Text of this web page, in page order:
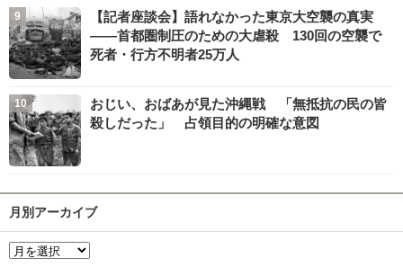
【記者座談会】語れなかった東京大空襲の真実
――首都圏制圧のための大虐殺 130回の空襲で
死者・行方不明者25万人
おじい、おばあが見た沖縄戦 「無抵抗の民の皆
殺しだった」 占領目的の明確な意図
月別アーカイブ